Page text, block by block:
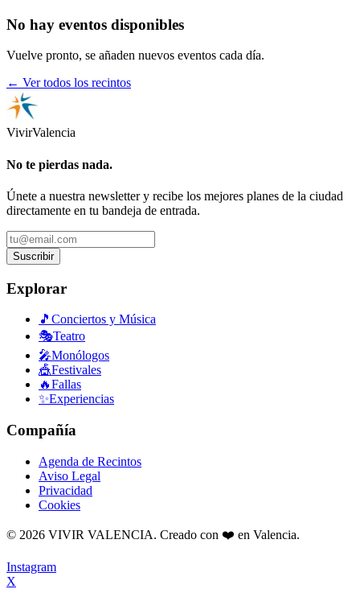
No hay eventos disponibles
Vuelve pronto, se añaden nuevos eventos cada día.
← Ver todos los recintos
VivirValencia
No te pierdas nada.
Únete a nuestra newsletter y recibe los mejores planes de la ciudad
directamente en tu bandeja de entrada.
Suscribir
Explorar
🎵 Conciertos y Música
🎭Teatro
🎤Monólogos
🎪Festivales
🔥Fallas
✨Experiencias
Compañía
Agenda de Recintos
Aviso Legal
Privacidad
Cookies
© 2026 VIVIR VALENCIA. Creado con ❤️ en Valencia.
Instagram
X